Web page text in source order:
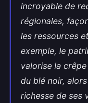
incroyable de
régionales,
les ressources
exemple, le
valorise la
du blé noir,
richesse de ses